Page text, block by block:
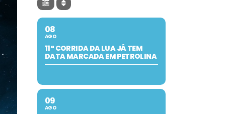
08
AGO
11ª CORRIDA DA LUA JÁ TEM
DATA MARCADA EM PETROLINA
09
AGO